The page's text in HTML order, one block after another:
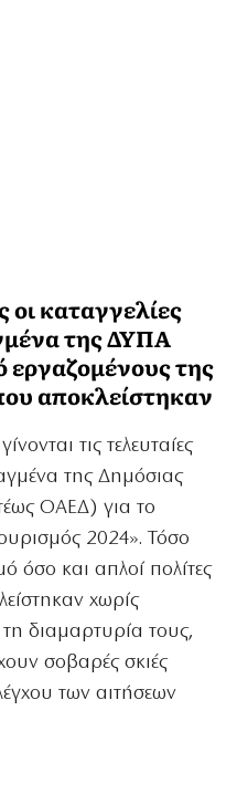
καταγγελίες
της ΔΥΠΑ
της
αποκλείστηκαν
τις τελευταίες
της Δημόσιας
ΟΑΕΔ) για το
2024». Τόσο
όσο και απλοί πολίτες
χωρίς
διαμαρτυρία τους,
σοβαρές σκιές
των αιτήσεων